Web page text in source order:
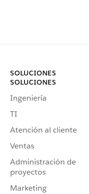
SOLUCIONES
SOLUCIONES
Ingeniería
TI
Atención al cliente
Ventas
Administración de
proyectos
Marketing